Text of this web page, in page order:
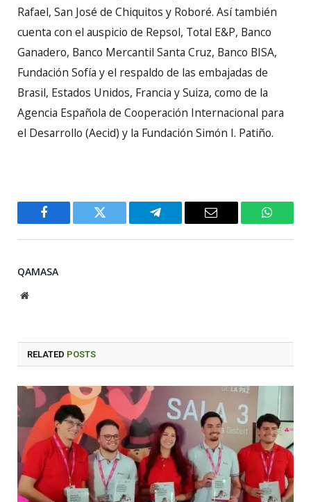
Rafael, San José de Chiquitos y Roboré. Así también
cuenta con el auspicio de Repsol, Total E&P, Banco
Ganadero, Banco Mercantil Santa Cruz, Banco BISA,
Fundación Sofía y el respaldo de las embajadas de
Brasil, Estados Unidos, Francia y Suiza, como de la
Agencia Española de Cooperación Internacional para
el Desarrollo (Aecid) y la Fundación Simón I. Patiño.
Facebook Twitter Telegram Email
QAMASA
Website
RELATED POSTS